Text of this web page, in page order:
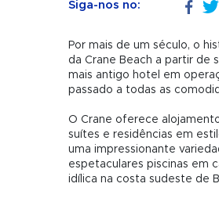
Siga-nos no:
Por mais de um século, o
da Crane Beach a partir de
mais antigo hotel em
passado a todas as
O Crane oferece
suítes e residências em
uma impressionante
espetaculares piscinas em
idílica na costa sudeste de